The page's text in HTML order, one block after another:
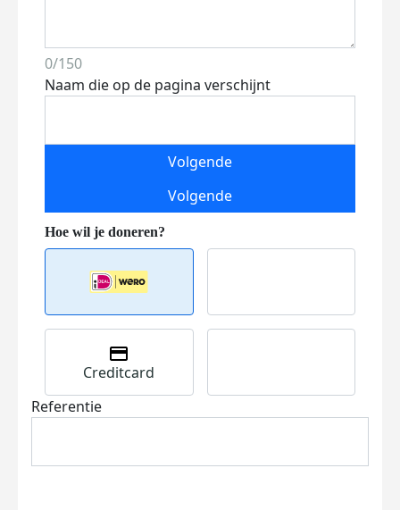
0/150
Naam die op de pagina verschijnt
Volgende
Volgende
Creditcard
Referentie